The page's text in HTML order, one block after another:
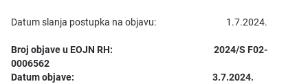
Datum slanja postupka na objavu: 1.7.2024.
Broj objave u EOJN RH: 2024/S F02-
0006562
Datum objave: 3.7.2024.